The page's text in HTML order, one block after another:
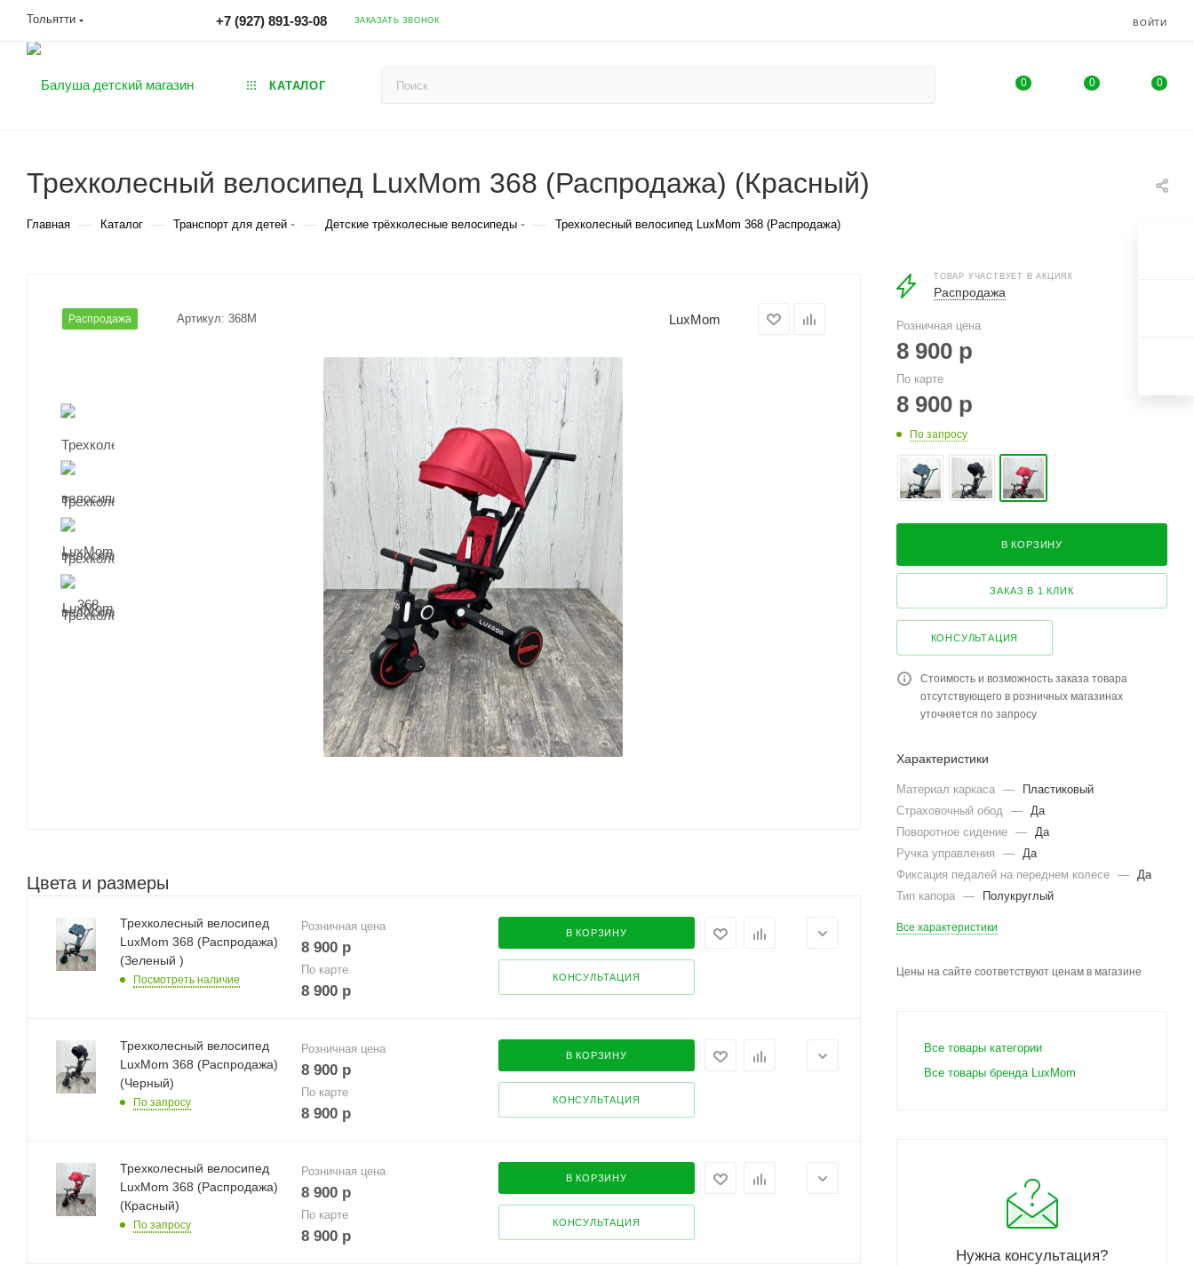
Тольятти +7 (927) 891-93-08 ЗАКАЗАТЬ ЗВОНОК ВОЙТИ
КАТАЛОГ 0 0 0
Трехколесный велосипед LuxMom 368 (Распродажа) (Красный)
Главная — Каталог — Транспорт для детей — Детские трёхколесные велосипеды — Трехколесный велосипед LuxMom 368 (Распродажа)
Распродажа Артикул: 368М LuxMom
Цвета и размеры
Трехколесный велосипед
LuxMom 368 (Распродажа)
(Зеленый )
Посмотреть наличие
Розничная цена
8 900р
По карте
8 900р
В КОРЗИНУ
КОНСУЛЬТАЦИЯ
Трехколесный велосипед
LuxMom 368 (Распродажа)
(Черный)
По запросу
Розничная цена
8 900р
По карте
8 900р
В КОРЗИНУ
КОНСУЛЬТАЦИЯ
Трехколесный велосипед
LuxMom 368 (Распродажа)
(Красный)
По запросу
Розничная цена
8 900р
По карте
8 900р
В КОРЗИНУ
КОНСУЛЬТАЦИЯ
ТОВАР УЧАСТВУЕТ В АКЦИЯХ
Распродажа
Розничная цена
8 900 р
По карте
8 900 р
По запросу
В КОРЗИНУ
ЗАКАЗ В 1 КЛИК
КОНСУЛЬТАЦИЯ
Стоимость и возможность заказа товара
отсутствующего в розничных магазинах
уточняется по запросу
Характеристики
Материал каркаса —
Пластиковый
Страховочный обод
—
Да
Поворотное сидение —
Да
Ручка управления
—
Да
Фиксация педалей на переднем колесе —
Да
Тип капора — Полукруглый
Все характеристики
Цены на сайте соответствуют ценам в магазине
Все товары категории
Все товары бренда LuxMom
Нужна консультация?